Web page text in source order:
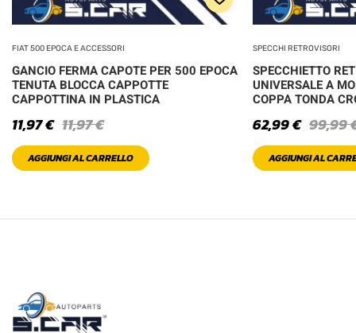
FIAT 500 EPOCA E ACCESSORI
GANCIO FERMA CAPOTE PER 500 EPOCA
TENUTA BLOCCA CAPPOTTE
CAPPOTTINA IN PLASTICA
11,97€
11,97€
AGGIUNGI AL CARRELLO
SPECCHI RETROVISORI
SPECCHIETTO
UNIVERSALE A
COPPA TONDA
99,99
62,99€
AGGIUNGI AL